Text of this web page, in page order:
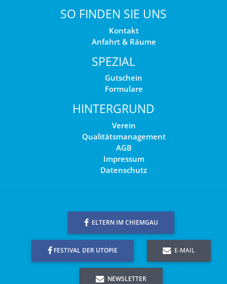
SO FINDEN SIE UNS
Kontakt
Anfahrt & Räume
SPEZIAL
Gutschein
Formulare
HINTERGRUND
Verein
Qualitätsmanagement
AGB
Impressum
Datenschutz
ELTERN IM CHIEMGAU
FESTIVAL DER UTOPIE E-MAIL
NEWSLETTER